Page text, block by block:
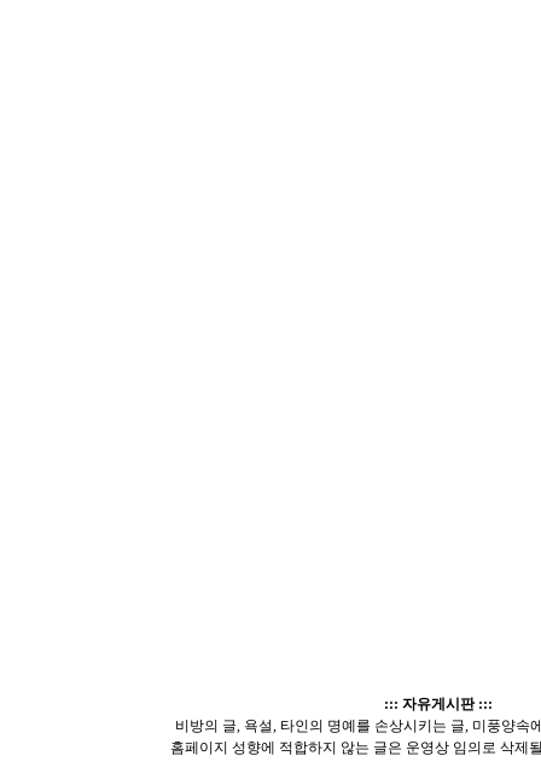
::: 자유게시판 :::
비방의 글, 욕설, 타인의 명예를 손상시키는 글, 미풍양속
홈페이지 성향에 적합하지 않는 글은 운영상 임의로 삭제